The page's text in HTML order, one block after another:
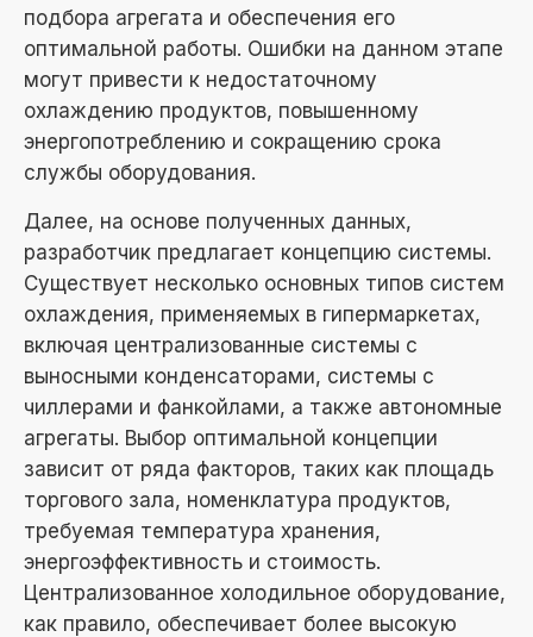
подбора агрегата и обеспечения его
оптимальной работы. Ошибки на данном этапе
могут привести к недостаточному
охлаждению продуктов, повышенному
энергопотреблению и сокращению срока
службы оборудования.
Далее, на основе полученных данных,
разработчик предлагает концепцию системы.
Существует несколько основных типов систем
охлаждения, применяемых в гипермаркетах,
включая централизованные системы с
выносными конденсаторами, системы с
чиллерами и фанкойлами, а также автономные
агрегаты. Выбор оптимальной концепции
зависит от ряда факторов, таких как площадь
торгового зала, номенклатура продуктов,
требуемая температура хранения,
энергоэффективность и стоимость.
Централизованное холодильное оборудование,
как правило, обеспечивает более высокую